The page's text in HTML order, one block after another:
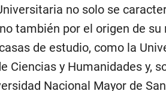
no solo se
también por el origen de
de estudio, como la
Ciencias y Humanidades y,
Nacional Mayor de